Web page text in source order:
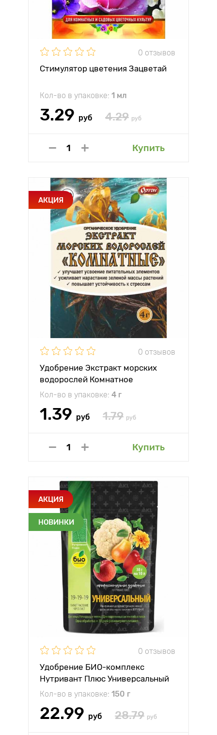
0 отзывов
Стимулятор цветения Зацветай
Кол-во в упаковке: 1 мл
3.29 руб 4.29 руб
Купить
АКЦИЯ
0 отзывов
Удобрение Экстракт морских
водорослей Комнатное
Кол-во в упаковке: 4 г
1.39 руб 1.79 руб
Купить
АКЦИЯ
НОВИНКИ
0 отзывов
Удобрение БИО-комплекс
Нутривант Плюс Универсальный
Кол-во в упаковке: 150 г
22.99 руб 28.79 руб